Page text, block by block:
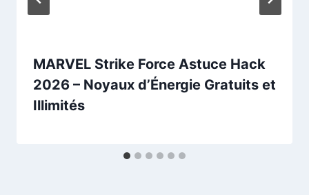
MARVEL Strike Force Astuce Hack
2026 – Noyaux d’Énergie Gratuits et
Illimités